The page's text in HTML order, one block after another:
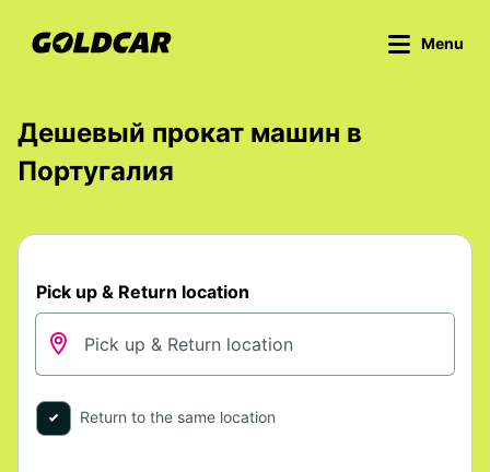
Menu
Дешевый прокат машин в
Португалия
Pick up & Return location
Return to the same location